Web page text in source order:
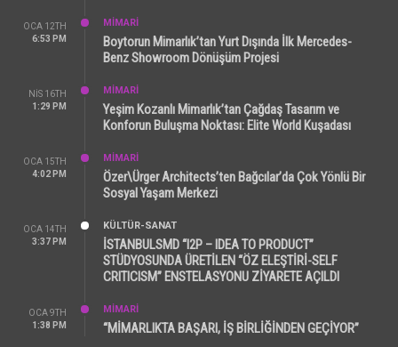
OCA 12TH
6:53 PM
MİMARİ
Boytorun Mimarlık’tan Yurt Dışında İlk Mercedes-
Benz Showroom Dönüşüm Projesi
NIS 16TH
1:29 PM
MİMARİ
Yeşim Kozanlı Mimarlık’tan Çağdaş Tasarım ve
Konforun Buluşma Noktası: Elite World Kuşadası
OCA 15TH
4:02 PM
MİMARİ
Özer\Ürger Architects’ten Bağcılar’da Çok Yönlü Bir
Sosyal Yaşam Merkezi
OCA 14TH
3:37 PM
KÜLTÜR-SANAT
İSTANBULSMD “I2P – IDEA TO PRODUCT”
STÜDYOSUNDA ÜRETİLEN “ÖZ ELEŞTİRİ-SELF
CRITICISM” ENSTELASYONU ZİYARETE AÇILDI
OCA 9TH
1:38 PM
MİMARİ
“MİMARLIKTA BAŞARI, İŞ BİRLİĞİNDEN GEÇİYOR”